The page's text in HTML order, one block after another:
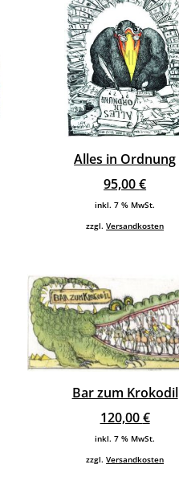
Alles in Ordnung
95,00€
inkl. 7 % MwSt.
zzgl.Versandkosten
Bar zum Krokodil
120,00€
inkl. 7 % MwSt.
zzgl.Versandkosten